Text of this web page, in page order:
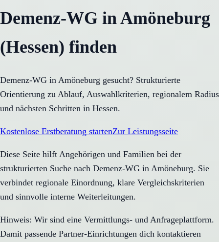
Demenz-WG in Amöneburg
(Hessen) finden
Demenz-WG in Amöneburg gesucht? Strukturierte
Orientierung zu Ablauf, Auswahlkriterien, regionalem Radius
und nächsten Schritten in Hessen.
Kostenlose Erstberatung startenZur Leistungsseite
Diese Seite hilft Angehörigen und Familien bei der
strukturierten Suche nach Demenz-WG in Amöneburg. Sie
verbindet regionale Einordnung, klare Vergleichskriterien
und sinnvolle interne Weiterleitungen.
Hinweis: Wir sind eine Vermittlungs- und Anfrageplattform.
Damit passende Partner-Einrichtungen dich kontaktieren